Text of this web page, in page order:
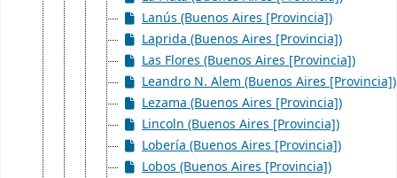
Lanús (Buenos Aires [Provincia])
Laprida (Buenos Aires [Provincia])
Las Flores (Buenos Aires [Provincia])
Leandro N. Alem (Buenos Aires [Provincia])
Lezama (Buenos Aires [Provincia])
Lincoln (Buenos Aires [Provincia])
Lobería (Buenos Aires [Provincia])
Lobos (Buenos Aires [Provincia])